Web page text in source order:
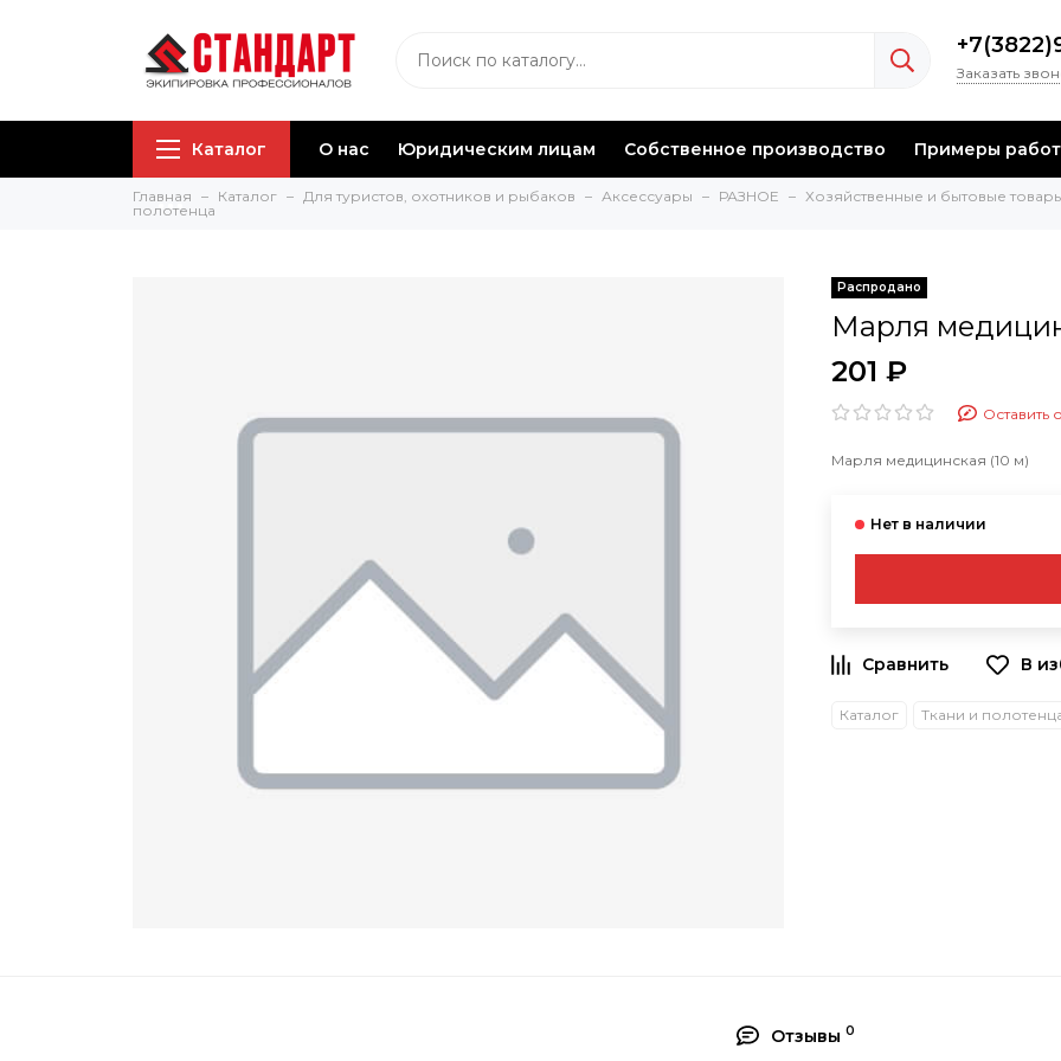
Заказать
Каталог О нас Юридическим лицам Собственное производство Примеры работ
Главная Каталог Для туристов, охотников и рыбаков Аксессуары РАЗНОЕ Хозяйственные и бытовые
полотенца
Марля
201 ₽
Оставить
Марля медицинская (10 м)
В
Каталог Ткани и
Отзывы 0